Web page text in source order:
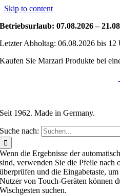
Skip to content
Betriebsurlaub: 07.08.2026 –
Letzter Abholtag: 06.08.2026 bis 12
Kaufen Sie Marzari Produkte bei
Seit 1962. Made in Germany.
Suche nach:
Wenn die Ergebnisse der
sind, verwenden Sie die Pfeile nach
überprüfen und die Eingabetaste,
Nutzer von Touch-Geräten können
Wischgesten suchen.